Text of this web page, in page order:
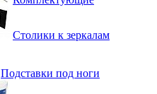
Столики к зеркалам
Подставки под ноги